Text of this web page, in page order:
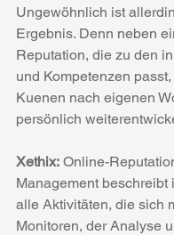
Ungewöhnlich ist
Ergebnis. Denn neben
Reputation, die zu den
und Kompetenzen
Kuenen nach eigenen
persönlich
Xethix: Online-
Management beschreibt
alle Aktivitäten, die sich
Monitoren, der Analyse